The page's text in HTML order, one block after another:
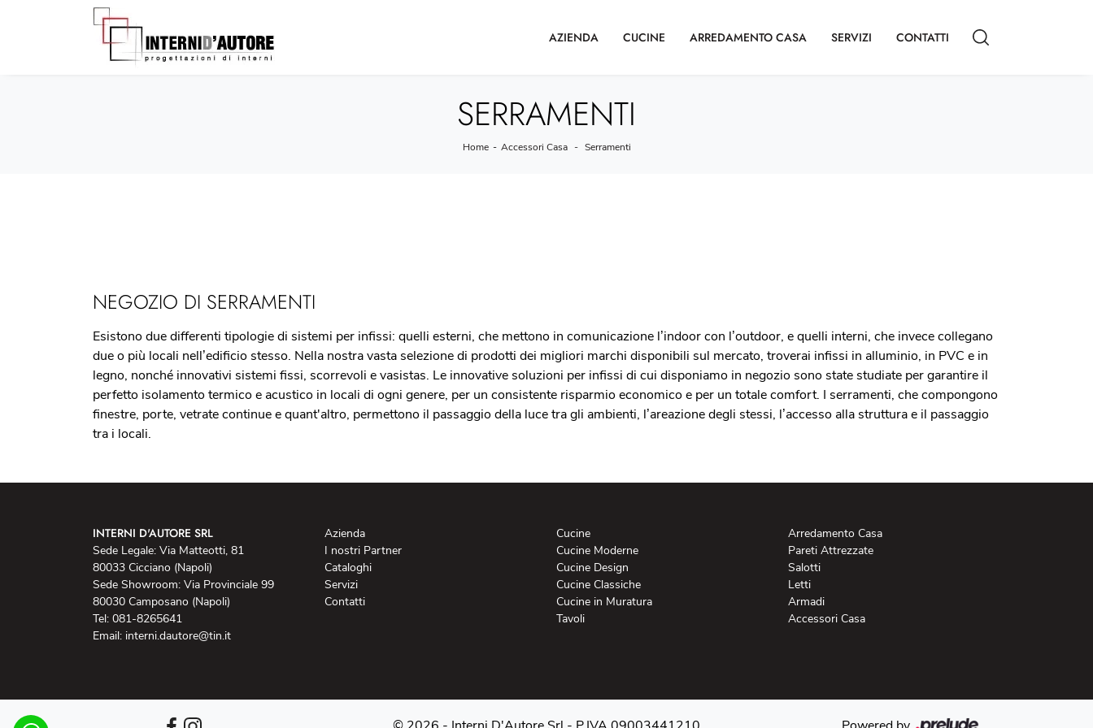
AZIENDA CUCINE ARREDAMENTO CASA SERVIZI CONTATTI
SERRAMENTI
Home - Accessori Casa - Serramenti
NEGOZIO DI SERRAMENTI
Esistono due differenti tipologie di sistemi per infissi: quelli esterni, che mettono in comunicazione l’indoor con l’outdoor, e quelli interni, che invece collegano
due o più locali nell’edificio stesso. Nella nostra vasta selezione di prodotti dei migliori marchi disponibili sul mercato, troverai infissi in alluminio, in PVC e in
legno, nonché innovativi sistemi fissi, scorrevoli e vasistas. Le innovative soluzioni per infissi di cui disponiamo in negozio sono state studiate per garantire il
perfetto isolamento termico e acustico in locali di ogni genere, per un consistente risparmio economico e per un totale comfort. I serramenti, che compongono
finestre, porte, vetrate continue e quant'altro, permettono il passaggio della luce tra gli ambienti, l’areazione degli stessi, l’accesso alla struttura e il passaggio
tra i locali.
INTERNI D'AUTORE SRL
Sede Legale: Via Matteotti, 81
80033 Cicciano (Napoli)
Sede Showroom: Via Provinciale 99
80030 Camposano (Napoli)
Tel: 081-8265641
Email: interni.dautore@tin.it
Azienda
I nostri Partner
Cataloghi
Servizi
Contatti
Cucine
Cucine Moderne
Cucine Design
Cucine Classiche
Cucine in Muratura
Tavoli
Arredamento Casa
Pareti Attrezzate
Salotti
Letti
Armadi
Accessori Casa